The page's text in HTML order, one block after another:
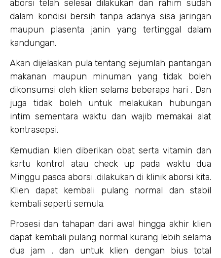
aborsi telah selesai dilakukan dan rahim sudah
dalam kondisi bersih tanpa adanya sisa jaringan
maupun plasenta janin yang tertinggal dalam
kandungan.
Akan dijelaskan pula tentang sejumlah pantangan
makanan maupun minuman yang tidak boleh
dikonsumsi oleh klien selama beberapa hari . Dan
juga tidak boleh untuk melakukan hubungan
intim sementara waktu dan wajib memakai alat
kontrasepsi.
Kemudian klien diberikan obat serta vitamin dan
kartu kontrol atau check up pada waktu dua
Minggu pasca aborsi .dilakukan di klinik aborsi kita.
Klien dapat kembali pulang normal dan stabil
kembali seperti semula.
Prosesi dan tahapan dari awal hingga akhir klien
dapat kembali pulang normal kurang lebih selama
dua jam , dan untuk klien dengan bius total